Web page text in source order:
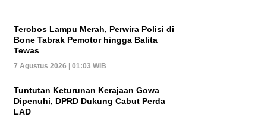
Terobos Lampu Merah, Perwira Polisi di
Bone Tabrak Pemotor hingga Balita
Tewas
7 Agustus 2026 | 01:03 WIB
Tuntutan Keturunan Kerajaan Gowa
Dipenuhi, DPRD Dukung Cabut Perda
LAD